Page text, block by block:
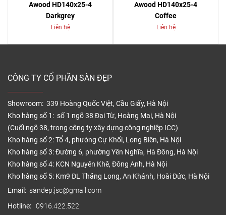
Awood HD140x25-4
Darkgrey
Liên hệ
Awood HD140x25-4
Coffee
Liên hệ
CÔNG TY CỔ PHẦN SÀN ĐẸP
Showroom: 339 Hoàng Quốc Việt, Cầu Giấy, Hà Nội
Kho hàng số 1: số 1 ngõ 38 Đại Từ, Hoàng Mai, Hà Nội
(Cuối ngõ 38, trong công ty xây dựng công nghiệp ICC)
Kho hàng số 2: Tổ 4, phường Cự Khối, Long Biên, Hà Nội
Kho hàng số 3: Đường 6, phường Yên Nghĩa, Hà Đông, Hà Nội
Kho hàng số 4: KCN Nguyên Khê, Đông Anh, Hà Nội
Kho hàng số 5: Km9 ĐL Thăng Long, An Khánh, Hoài Đức, Hà Nội
Email: sandep.jsc@gmail.com
Hotline: 0916.422.522